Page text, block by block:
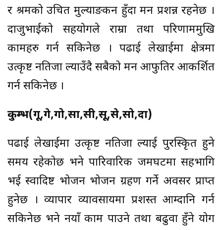
र श्रमको उचित मुल्याङकन हुँदा मन प्रशन्न रहनेछ ।
दाजुभाईको सहयोगले राम्रा तथा परिणाममुखि
कामहरु गर्न सकिनेछ । पढाई लेखाईमा क्षेत्रमा
उत्कृष्ट नतिजा ल्याउँदै सबैको मन आफुतिर आकर्शित
गर्न सकिनेछ ।
कुम्भ(गू,गे,गो,सा,सी,सू,से,सो,दा)
पढाई लेखाईमा उत्कृष्ट नतिजा ल्याई पुरस्किृत हुने
समय रहेकोछ भने पारिवारिक जमघटमा सहभागि
भई स्वादिष्ट भोजन भोजन ग्रहण गर्ने अवसर प्राप्त
हुनेछ । व्यापार व्यावसायमा प्रशस्त आम्दानि गर्न
सकिनेछ भने नयाँ काम पाउने तथा बढुवा हुँने योग